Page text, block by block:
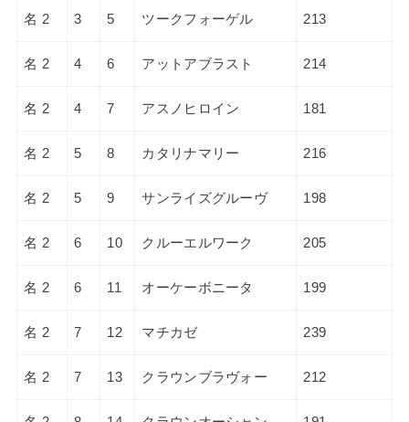
名 2 3 5 ツークフォーゲル 213
名 2 4 6 アットアブラスト 214
名 2 4 7 アスノヒロイン 181
名 2 5 8 カタリナマリー 216
名 2 5 9 サンライズグルーヴ 198
名 2 6 10 クルーエルワーク 205
名 2 6 11 オーケーボニータ 199
名 2 7 12 マチカゼ 239
名 2 7 13 クラウンブラヴォー 212